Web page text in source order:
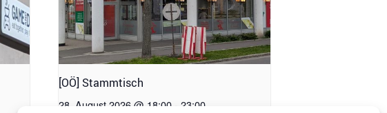
[OÖ] Stammtisch
28. August 2026 @ 18:00 23:00